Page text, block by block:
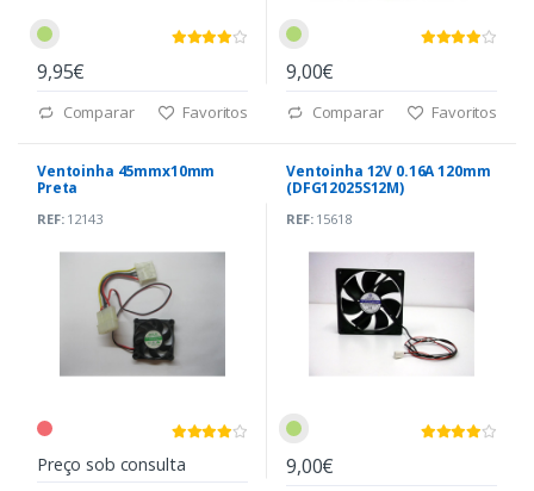
9,95€
Comparar Favoritos
9,00€
Comparar Favoritos
Ventoinha 45mmx10mm
Preta
REF:12143
Preço sob consulta
Ventoinha 12V 0.16A 120mm
(DFG12025S12M)
REF:15618
9,00€